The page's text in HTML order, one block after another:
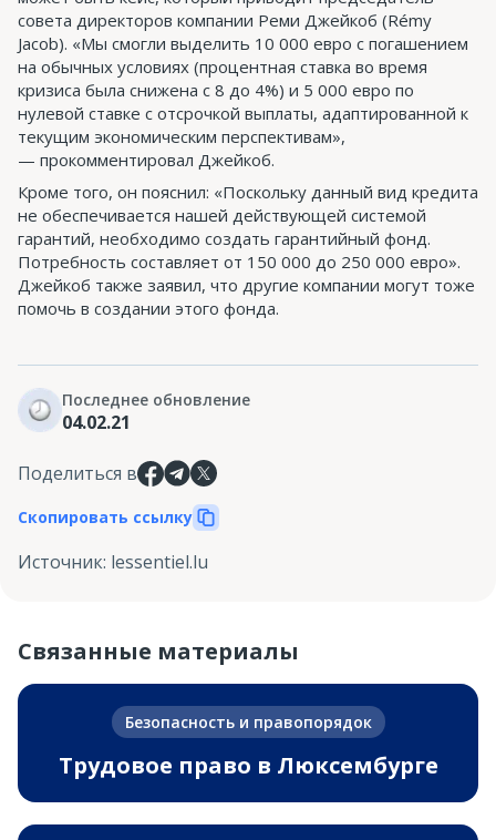
совета директоров компании Реми Джейкоб (Rémy
Jacob). «Мы смогли выделить 10 000 евро с погашением
на обычных условиях (процентная ставка во время
кризиса была снижена с 8 до 4%) и 5 000 евро по
нулевой ставке с отсрочкой выплаты, адаптированной к
текущим экономическим перспективам»,
— прокомментировал Джейкоб.
Кроме того, он пояснил: «Поскольку данный вид кредита
не обеспечивается нашей действующей системой
гарантий, необходимо создать гарантийный фонд.
Потребность составляет от 150 000 до 250 000 евро».
Джейкоб также заявил, что другие компании могут тоже
помочь в создании этого фонда.
Последнее обновление
04.02.21
Поделиться в
Скопировать ссылку
Источник: lessentiel.lu
Связанные материалы
Безопасность и правопорядок
Трудовое право в Люксембурге